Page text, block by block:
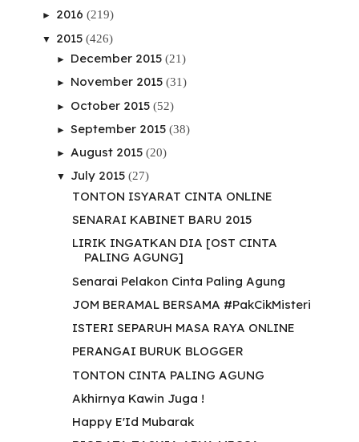
► 2016 (219)
▼ 2015 (426)
► December 2015 (21)
► November 2015 (31)
► October 2015 (52)
► September 2015 (38)
► August 2015 (20)
▼ July 2015 (27)
TONTON ISYARAT CINTA ONLINE
SENARAI KABINET BARU 2015
LIRIK INGATKAN DIA [OST CINTA
PALING AGUNG]
Senarai Pelakon Cinta Paling Agung
JOM BERAMAL BERSAMA #PakCikMisteri
ISTERI SEPARUH MASA RAYA ONLINE
PERANGAI BURUK BLOGGER
TONTON CINTA PALING AGUNG
Akhirnya Kawin Juga !
Happy E'Id Mubarak